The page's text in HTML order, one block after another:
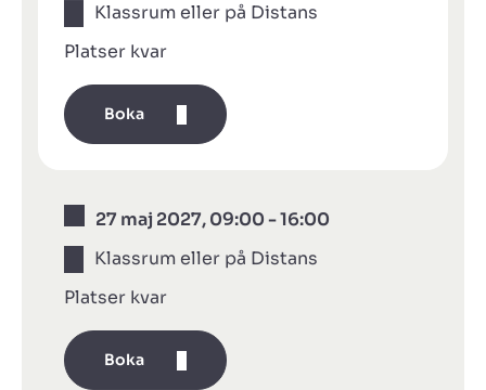
Klassrum eller på Distans
Platser kvar
Boka
27 maj 2027, 09:00 - 16:00
Klassrum eller på Distans
Platser kvar
Boka